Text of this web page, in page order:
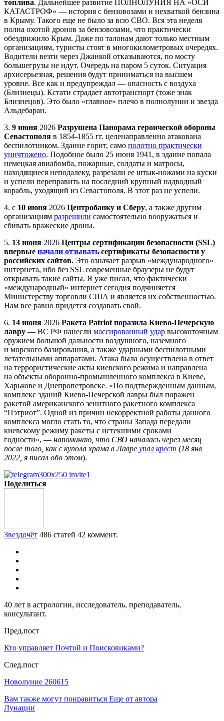
топлива. Дальнейшее развитие ПОЛНОЛУНИЯ НА «ОСИ
КАТАСТРОФ» — история с бензовозами и нехваткой бензина
в Крыму. Такого еще не было за всю СВО. Вся эта неделя
полна охотой дронов за бензовозами, что практически
обездвижило Крым. Даже по талонам дают только местным
организациям, туристы стоят в многокилометровых очередях.
Водители везти через Джанкой отказываются, по мосту
большегрузы не идут. Очередь на паром 5 суток. Ситуация
архисерьезная, решения будут приниматься на высшем
уровне. Все как и предупреждал — опасность с воздуха
(Близнецы). Кстати страдает автотранспорт (тоже знак
Близнецов). Это было «главное» плечо в полнолунии и звезда
Альдебаран.
3. 9 июня 2026 Разрушена Панорама героической обороны
Севастополя в 1854-1855 гг. целенаправленно атакована
беспилотником. Здание горит, само полотно практически
уничтожено. Подобное было 25 июня 1941, в здание попала
немецкая авиабомба, пожарные, солдаты и матросы,
находящиеся неподалеку, разрезали ее штык-ножами на куски
и успели переправить на последний крупный надводный
корабль, уходящий из Севастополя. В этот раз не успели.
4. с 10 июня 2026 Центробанку и Сберу, а также другим
организациям разрешили самостоятельно вооружаться и
сбивать вражеские дроны.
5. 13 июня 2026 Центры сертификации безопасности (SSL)
впервые начали отзывать сертификаты безопасности у
российских сайтов. Это означает разрыв «международного»
интернета, ибо без SSL современные браузеры не будут
открывать такие сайты. Я уже писал, что фактически
«международный» интернет сегодня подчиняется
Министерству торговли США и является их собственностью.
Нам все равно придется создавать свой.
6. 14 июня 2026 Ракета Patriot поразила Киево-Печерскую
лавру — ВС РФ нанесли массированный удар высокоточным
оружием большой дальности воздушного, наземного
и морского базирования, а также ударными беспилотными
летательными аппаратами. Атака была осуществлена в ответ
на террористические акты киевского режима и направлена
на объекты оборонно-промышленного комплекса в Киеве,
Харькове и Днепропетровске. «По подтвержденным данным,
комплекс зданий Киево-Печерской лавры был поражен
ракетой американского зенитного ракетного комплекса
“Пэтриот”. Одной из причин некорректной работы данного
комплекса могло стать то, что страны Запада передали
киевскому режиму ракеты с истекшими сроками
годности», — напоминаю, что СВО началась через месяц
после того, как с купола храма в Лавре упал крест (18 янв
2022, я писал обо этом).
Поделиться
Звездочёт 486 статей 42 коммент.
40 лет в астрологии, исследователь, преподаватель,
консультант.
Пред.пост
Кто управляет Почтой и Поисковиками?
След.пост
Новолуние 260615
Вам также могут понравиться Еще от автора
Лунации